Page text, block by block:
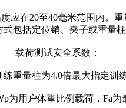
应在20至40毫米范围内。
包括定位销、夹子或重量
载荷测试安全系数：
重量柱为4.0倍最大指定训
为用户体重比例载荷，Fa